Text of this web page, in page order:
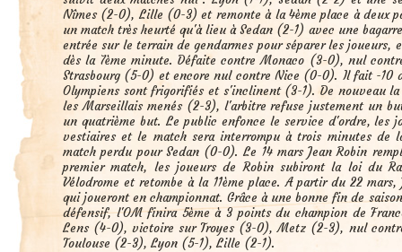
Nîmes (2-0), Lille (0-3) et remonte à la 4ème place à deux
un match très heurté qu'à lieu à Sedan (2-1) avec une
entrée sur le terrain de gendarmes pour séparer les
dès la 7ème minute. Défaite contre Monaco (3-0), nul
Strasbourg (5-0) et encore nul contre Nice (0-0). Il fait -10
Olympiens sont frigorifiés et s'inclinent (3-1). De nouveau
les Marseillais menés (2-3), l'arbitre refuse justement un
un quatrième but. Le public enfonce le service d'ordre, les
vestiaires et le match sera interrompu à trois minutes de
match perdu pour Sedan (0-0). Le 14 mars Jean Robin
premier match, les joueurs de Robin subiront la loi du
Vélodrome et retombe à la 11ème place. A partir du 22
qui joueront en championnat. Grâce à une bonne fin de
défensif, l'OM finira 5ème à 3 points du champion de
Lens (4-0), victoire sur Troyes (3-0), Metz (2-3), nul
Toulouse (2-3), Lyon (5-1), Lille (2-1).